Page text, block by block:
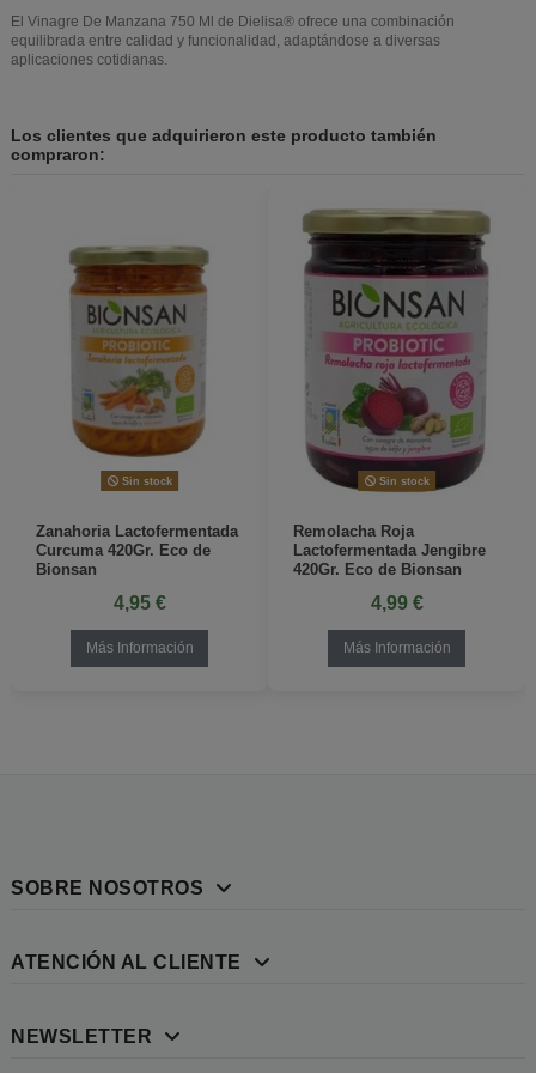
El Vinagre De Manzana 750 Ml de Dielisa® ofrece una combinación
equilibrada entre calidad y funcionalidad, adaptándose a diversas
aplicaciones cotidianas.
Los clientes que adquirieron este producto también
compraron:
Sin stock
Zanahoria Lactofermentada
Curcuma 420Gr. Eco de
Bionsan
4,95 €
Más Información
Sin stock
Remolacha Roja
Lactofermentada Jengibre
420Gr. Eco de Bionsan
4,99 €
Más Información
SOBRE NOSOTROS
ATENCIÓN AL CLIENTE
NEWSLETTER